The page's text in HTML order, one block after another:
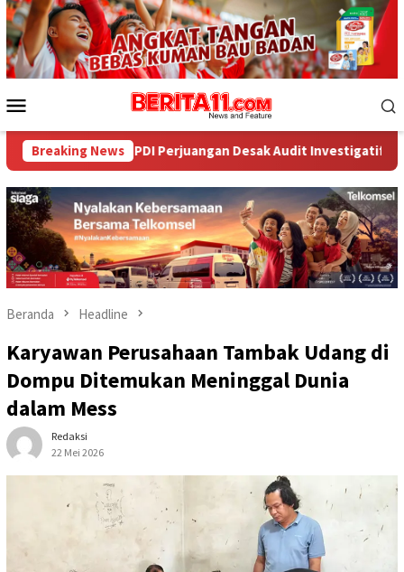
Loncat
ke
konten
Mobile
Breaking News
PDI Perjuangan Desak Audit Investigatif WNA Asal
Beranda Headline
Karyawan Perusahaan Tambak Udang di
Dompu Ditemukan Meninggal Dunia
dalam Mess
Redaksi
22 Mei 2026